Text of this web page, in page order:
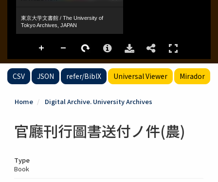
CSV JSON refer/BibIX Universal Viewer Mirador
Home Digital Archive. University Archives
官廳刊行圖書送付ノ件(農)
Type
Book